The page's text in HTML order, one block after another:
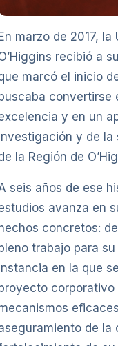
marzo de 2017,
recibió a
marcó el inicio
convertirse
y en un
y de la
la Región de
seis años de ese
avanza en
concretos:
trabajo para
en la que
de la